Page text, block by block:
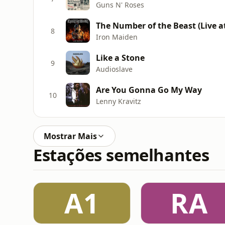
Guns N' Roses
8
Iron Maiden
9 Like a Stone
Audioslave
10 Are You Gonna Go My Way
Lenny Kravitz
Mostrar Mais
Estações semelhantes
A1 RA